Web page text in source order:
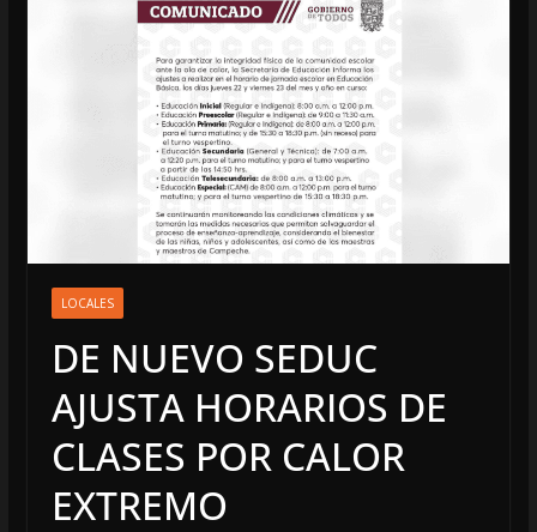
LOCALES
DE NUEVO SEDUC
AJUSTA HORARIOS DE
CLASES POR CALOR
EXTREMO